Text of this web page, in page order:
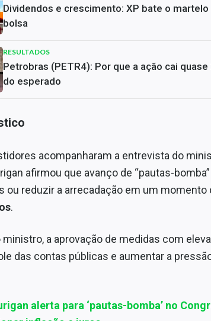
Dividendos e crescimento: XP bate o
bolsa
RESULTADOS
Petrobras (PETR4): Por que a ação cai
do esperado
acompanharam a entrevista do
afirmou que avanço de “pautas-
ou reduzir a arrecadação em um momento
.
ministro, a aprovação de medidas com
das contas públicas e aumentar a
alerta para ‘pautas-bomba’ no